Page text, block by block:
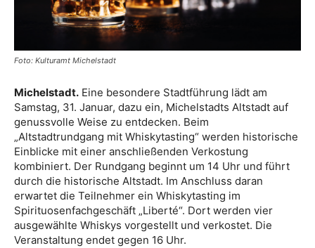
Foto: Kulturamt Michelstadt
Michelstadt. Eine besondere Stadtführung lädt am
Samstag, 31. Januar, dazu ein, Michelstadts Altstadt auf
genussvolle Weise zu entdecken. Beim
„Altstadtrundgang mit Whiskytasting“ werden historische
Einblicke mit einer anschließenden Verkostung
kombiniert. Der Rundgang beginnt um 14 Uhr und führt
durch die historische Altstadt. Im Anschluss daran
erwartet die Teilnehmer ein Whiskytasting im
Spirituosenfachgeschäft „Liberté“. Dort werden vier
ausgewählte Whiskys vorgestellt und verkostet. Die
Veranstaltung endet gegen 16 Uhr.